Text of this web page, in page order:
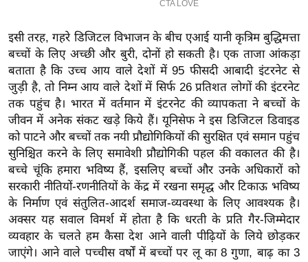
य
त
यं
ग
इं
डि
या
सा
त्य
ज
ग
त
इसी तरह, गहरे डिजिटल विभाजन के बीच एआई यानी कृत्रिम बुद्धिमत्ता
बच्चों के लिए अच्छी और बुरी, दोनों हो सकती है। एक ताजा आंकड़ा
बताता है कि उच्च आय वाले देशों में 95 फीसदी आबादी इंटरनेट से
जुड़ी है, तो निम्न आय वाले देशों में सिर्फ 26 प्रतिशत लोगों की इंटरनेट
तक पहुंच है। भारत में वर्तमान में इंटरनेट की व्यापकता ने बच्चों के
जीवन में अनेक संकट खड़े किये हैं। यूनिसेफ ने इस डिजिटल डिवाइड
को पाटने और बच्चों तक नयी प्रौद्योगिकियों की सुरक्षित एवं समान पहुंच
सुनिश्चित करने के लिए समावेशी प्रौद्योगिकी पहल की वकालत की है।
बच्चे चूंकि हमारा भविष्य हैं, इसलिए बच्चों और उनके अधिकारों को
सरकारी नीतियों-रणनीतियों के केंद्र में रखना समृद्ध और टिकाऊ भविष्य
के निर्माण एवं संतुलित-आदर्श समाज-व्यवस्था के लिए आवश्यक है।
अक्सर यह सवाल विमर्श में होता है कि धरती के प्रति गैर-जिम्मेदार
व्यवहार के चलते हम कैसा देश आने वाली पीढ़ियों के लिये छोड़कर
जाएंगे। आने वाले पच्चीस वर्षों में बच्चों पर लू का 8 गुणा, बाढ़ का 3